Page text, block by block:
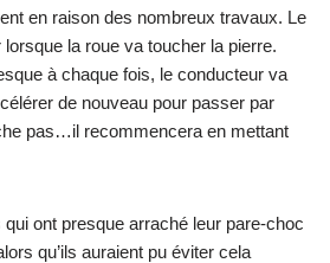
en raison des nombreux travaux. Le
la roue va toucher la pierre.
à chaque fois, le conducteur va
de nouveau pour passer par
pas…il recommencera en mettant
ont presque arraché leur pare-choc
qu’ils auraient pu éviter cela